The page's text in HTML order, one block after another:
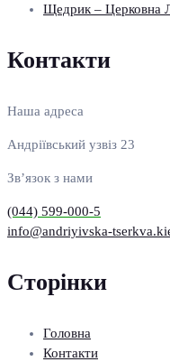
Щедрик – Церковна
Контакти
Наша адреса
Андріївський узвіз 23
Зв’язок з нами
(044) 599-000-5
info@andriyivska-
Сторінки
Головна
Контакти